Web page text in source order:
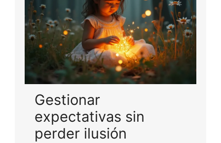
Gestionar
expectativas sin
perder ilusión